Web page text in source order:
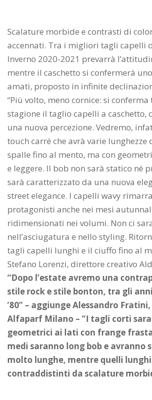
Scalature morbide e contrasti di
accennati. Tra i migliori tagli capelli
Inverno 2020-2021 prevarrà
mentre il caschetto si confermerà
amati, proposto in infinite
“Più volto, meno cornice: si
stagione il taglio capelli a caschetto,
una nuova percezione. Vedremo,
touch carré che avrà varie lunghezze
spalle fino al mento, ma con
e leggere. Il bob non sarà statico né
sarà caratterizzato da una nuova
street elegance. I capelli wavy
protagonisti anche nei mesi
ridimensionati nei volumi. Non ci
nell’asciugatura e nello styling.
tagli capelli lunghi e il ciuffo fino al
Stefano Lorenzi, direttore creativo
“Dopo l’estate avremo una
stile rock e stile bonton, tra gli anni
’80” – aggiunge Alessandro
Alfaparf Milano – “I tagli corti
geometrici ai lati con frange
medi saranno long bob e avranno
molto lunghe, mentre quelli
contraddistinti da scalature